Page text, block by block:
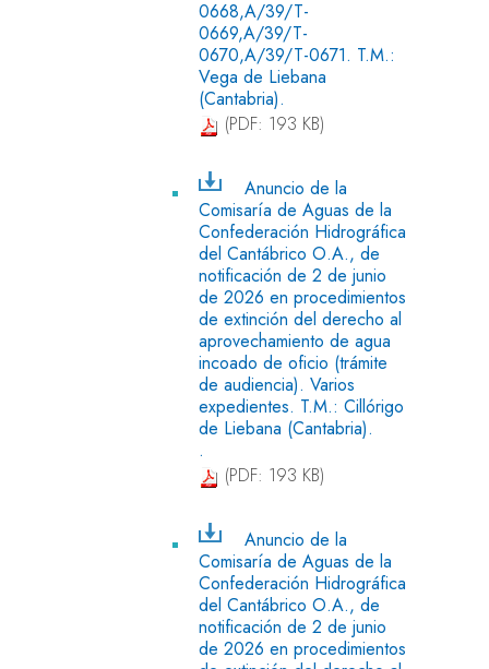
0668,A/39/T-
0669,A/39/T-
0670,A/39/T-0671. T.M.:
Vega de Liebana
(Cantabria).
(PDF: 193 KB)
Anuncio de la
Comisaría de Aguas de la
Confederación Hidrográfica
del Cantábrico O.A., de
notificación de 2 de junio
de 2026 en procedimientos
de extinción del derecho al
aprovechamiento de agua
incoado de oficio (trámite
de audiencia). Varios
expedientes. T.M.: Cillórigo
de Liebana (Cantabria).
.
(PDF: 193 KB)
Anuncio de la
Comisaría de Aguas de la
Confederación Hidrográfica
del Cantábrico O.A., de
notificación de 2 de junio
de 2026 en procedimientos